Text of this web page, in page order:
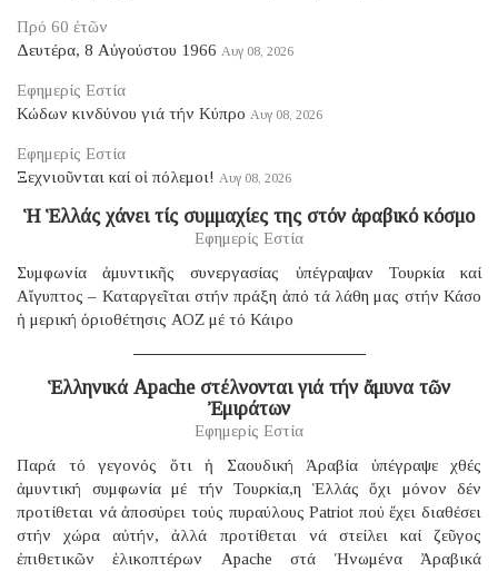
Πρό 60 ἐτῶν
Δευτέρα, 8 Αὐγούστου 1966 Αυγ 08, 2026
Εφημερίς Εστία
Κώδων κινδύνου γιά τήν Κύπρο Αυγ 08, 2026
Εφημερίς Εστία
Ξεχνιοῦνται καί οἱ πόλεμοι! Αυγ 08, 2026
Ἡ Ἑλλάς χάνει τίς συμμαχίες της στόν ἀραβικό κόσμο
Εφημερίς Εστία
Συμφωνία ἀμυντικῆς συνεργασίας ὑπέγραψαν Τουρκία καί
Αἴγυπτος – Καταργεῖται στήν πράξη ἀπό τά λάθη μας στήν Κάσο
ἡ μερική ὁριοθέτησις ΑΟΖ μέ τό Κάιρο
Ἑλληνικά Apache στέλνονται γιά τήν ἄμυνα τῶν
Ἐμιράτων
Εφημερίς Εστία
Παρά τό γεγονός ὅτι ἡ Σαουδική Ἀραβία ὑπέγραψε χθές
ἀμυντική συμφωνία μέ τήν Τουρκία,η Ἑλλάς ὄχι μόνον δέν
προτίθεται νά ἀποσύρει τούς πυραύλους Patriot πού ἔχει διαθέσει
στήν χώρα αὐτήν, ἀλλά προτίθεται νά στείλει καί ζεῦγος
ἐπιθετικῶν ἑλικοπτέρων Apache στά Ἡνωμένα Ἀραβικά